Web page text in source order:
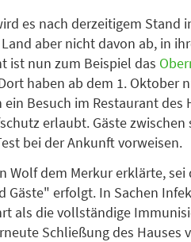
es nach derzeitigem Stand
aber nicht davon ab, in
ist nun zum Beispiel das
haben ab dem 1. Oktober
Besuch im Restaurant des
erlaubt. Gäste zwischen
bei der Ankunft vorweisen.
Wolf dem Merkur erklärte,
Gäste" erfolgt. In Sachen
als die vollständige
Schließung des Hauses